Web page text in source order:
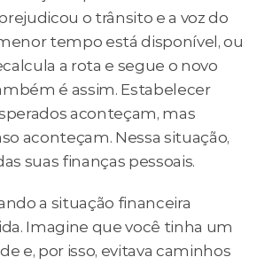
o trânsito e a voz do
tempo está disponível, ou
a rota e segue o novo
é assim. Estabelecer
aconteçam, mas
aconteçam. Nessa situação,
suas finanças pessoais.
a situação financeira
Imagine que você tinha um
e, por isso, evitava caminhos